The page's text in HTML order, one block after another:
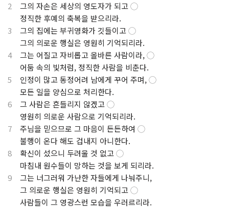
2 그의 자손은 세상의 영도자가 되고◯
정직한 후예의 축복을 받으리라.
3 그의 집에는 부귀영화가 깃들이고◯
그의 의로운 행실은 영원히 기억되리라.
4그는 어질고 자비롭고 올바른 사람이라,◯
어둠 속의 빛처럼, 정직한 사람을 비춘다.
5 인정이 많고 동정어려 남에게 꾸어 주며,◯
모든 일을 양심으로 처리한다.
6 그 사람은 흔들리지 않겠고◯
영원히 의로운 사람으로 기억되리라.
7 주님을 믿으므로 그 마음이 든든하여 ◯
불행이 온다 해도 겁내지 아니한다.
8 확신이 섰으니 두려울 것 없고◯
마침내 원수들이 망하는 것을 보게 되리라.
9 그는 너그러워 가난한 자들에게 나눠주니,
그 의로운 행실은 영원히 기억되고◯
사람들이 그 영광스런 모습을 우러르리라.